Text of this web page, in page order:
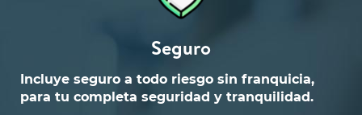
Seguro
Incluye seguro a todo riesgo sin franquicia,
para tu completa seguridad y tranquilidad.